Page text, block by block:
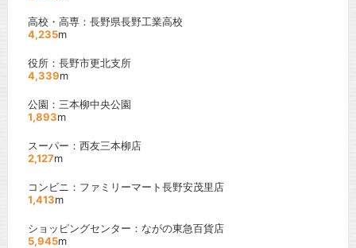
高校・高専：長野県長野工業高校
4,235m
役所：長野市更北支所
4,339m
公園：三本柳中央公園
1,893m
スーパー：西友三本柳店
2,127m
コンビニ：ファミリーマート長野安茂里店
1,413m
ショッピングセンター：ながの東急百貨店
5,945m